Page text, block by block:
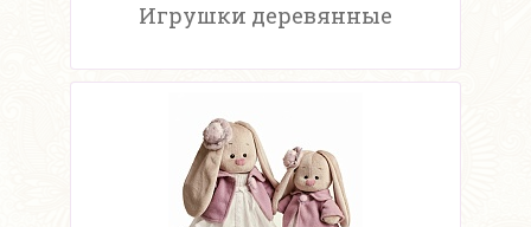
Игрушки деревянные